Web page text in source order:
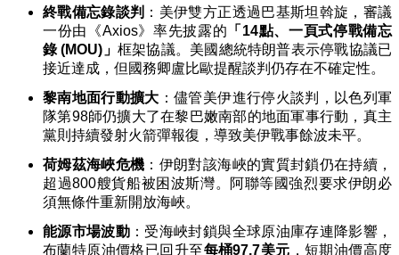
終戰備忘錄談判 ：美伊雙方正透過巴基斯坦斡旋，審議
一份由《Axios》率先披露的 「14點、一頁式停戰備忘
錄 (MOU)」 框架協議。美國總統特朗普表示停戰協議已
接近達成，但國務卿盧比歐提醒談判仍存在不確定性。
黎南地面行動擴大 ：儘管美伊進行停火談判，以色列軍
隊第98師仍擴大了在黎巴嫩南部的地面軍事行動，真主
黨則持續發射火箭彈報復，導致美伊戰事餘波未平。
荷姆茲海峽危機 ：伊朗對該海峽的實質封鎖仍在持續，
超過800艘貨船被困波斯灣。阿聯等國強烈要求伊朗必
須無條件重新開放海峽。
能源市場波動 ：受海峽封鎖與全球原油庫存連降影響，
布蘭特原油價格已回升至每桶97.7美元 ，短期油價高度